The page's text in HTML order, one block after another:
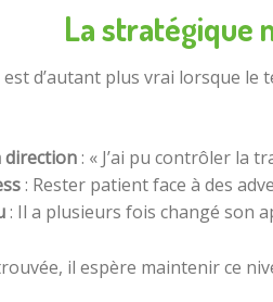
La stratégique
d’autant plus vrai lorsque
direction: « J’ai pu contrôler la
: Rester patient face à des
: Il a plusieurs fois changé son
il espère maintenir ce